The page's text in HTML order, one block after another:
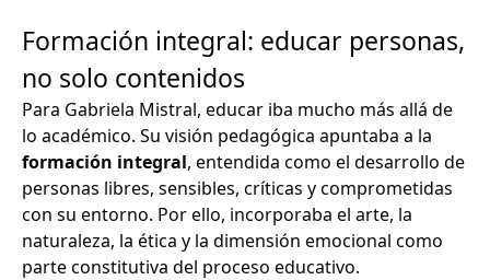
Formación integral: educar personas,
no solo contenidos
Para Gabriela Mistral, educar iba mucho más allá de
lo académico. Su visión pedagógica apuntaba a la
formación integral, entendida como el desarrollo de
personas libres, sensibles, críticas y comprometidas
con su entorno. Por ello, incorporaba el arte, la
naturaleza, la ética y la dimensión emocional como
parte constitutiva del proceso educativo.